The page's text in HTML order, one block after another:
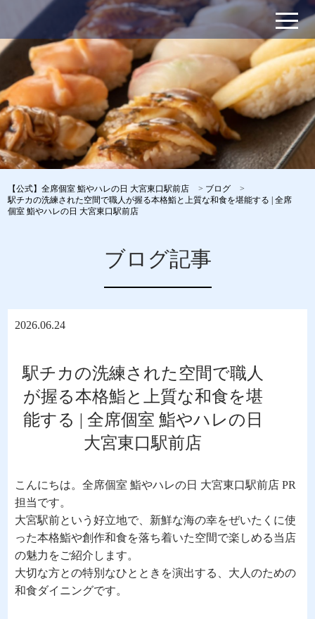
【公式】全席個室 鮨やハレの日 大宮東口駅前店 > ブログ
>
駅チカの洗練された空間で職人が握る本格鮨と上質な和食を堪能する | 全席
個室 鮨やハレの日 大宮東口駅前店
ブログ記事
2026.06.24
駅チカの洗練された空間で職人
が握る本格鮨と上質な和食を堪
能する | 全席個室 鮨やハレの日
大宮東口駅前店
こんにちは。全席個室 鮨やハレの日 大宮東口駅前店 PR
担当です。
大宮駅前という好立地で、新鮮な海の幸をぜいたくに使
った本格鮨や創作和食を落ち着いた空間で楽しめる当店
の魅力をご紹介します。
大切な方との特別なひとときを演出する、大人のための
和食ダイニングです。